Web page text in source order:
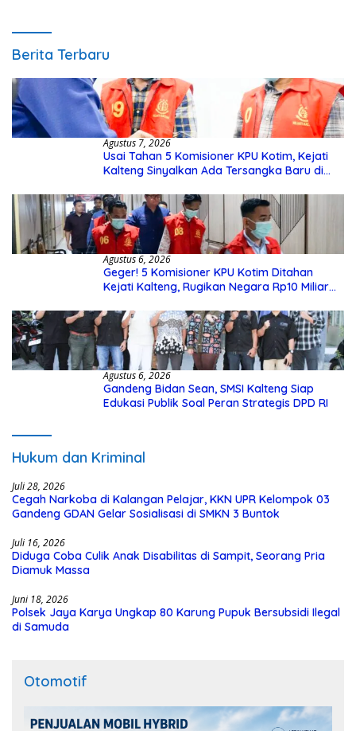
Berita Terbaru
Agustus 7, 2026
Usai Tahan 5 Komisioner KPU Kotim, Kejati
Kalteng Sinyalkan Ada Tersangka Baru di
Agustus 6, 2026
Geger! 5 Komisioner KPU Kotim Ditahan
Kejati Kalteng, Rugikan Negara Rp10 Miliar
Agustus 6, 2026
Gandeng Bidan Sean, SMSI Kalteng Siap
Edukasi Publik Soal Peran Strategis DPD RI
Hukum dan Kriminal
Juli 28, 2026
Cegah Narkoba di Kalangan Pelajar, KKN UPR Kelompok 03
Gandeng GDAN Gelar Sosialisasi di SMKN 3 Buntok
Juli 16, 2026
Diduga Coba Culik Anak Disabilitas di Sampit, Seorang Pria
Diamuk Massa
Juni 18, 2026
Polsek Jaya Karya Ungkap 80 Karung Pupuk Bersubsidi Ilegal
di Samuda
Otomotif